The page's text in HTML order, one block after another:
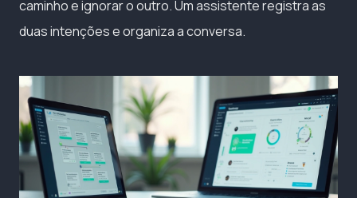
caminho e ignorar o outro. Um assistente registra as
duas intenções e organiza a conversa.